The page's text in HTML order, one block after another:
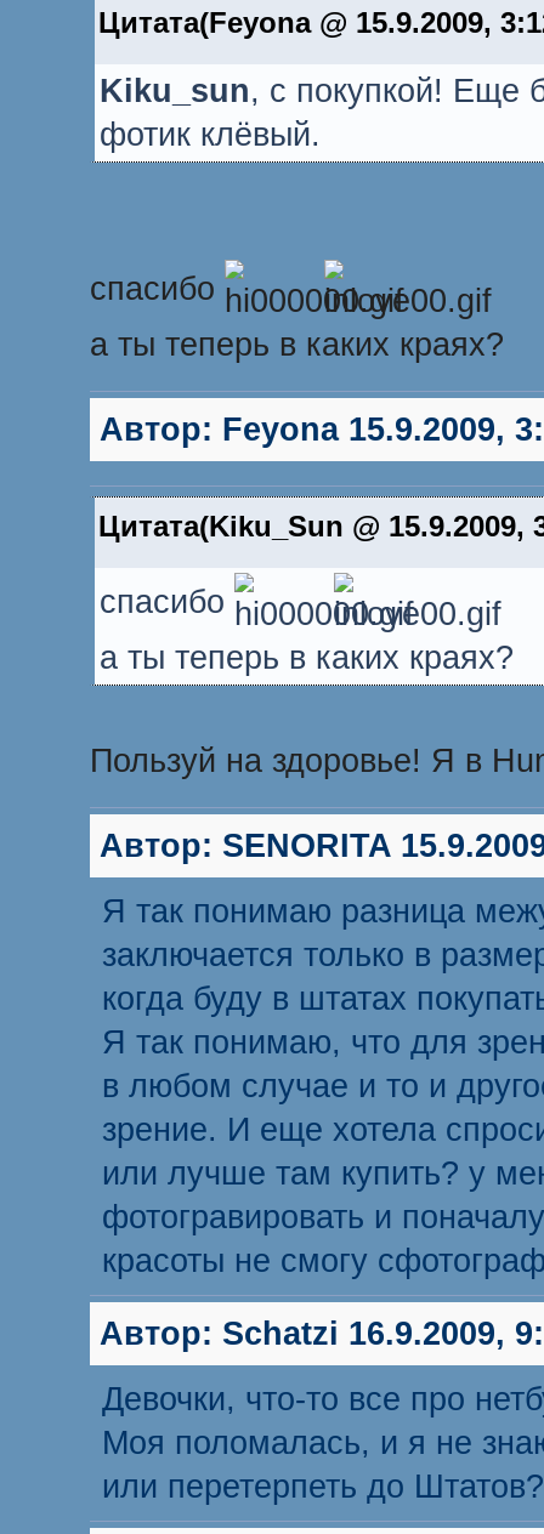
Цитата(Feyona @ 15.9.2009,
Kiku_sun, с покупкой! Еще
фотик клёвый.
спасибо
а ты теперь в каких краях?
Автор: Feyona15.9.2009,
Цитата(Kiku_Sun @ 15.9.2009,
спасибо
а ты теперь в каких краях?
Пользуй на здоровье! Я в
Автор: SENORITA
Я так понимаю разница
заключается только в
когда буду в штатах
Я так понимаю, что для
в любом случае и то и
зрение. И еще хотела
или лучше там купить? у
фотогравировать и
красоты не смогу
Автор: Schatzi 16.9.2009,
Девочки, что-то все про
Моя поломалась, и я не
или перетерпеть до Штатов?